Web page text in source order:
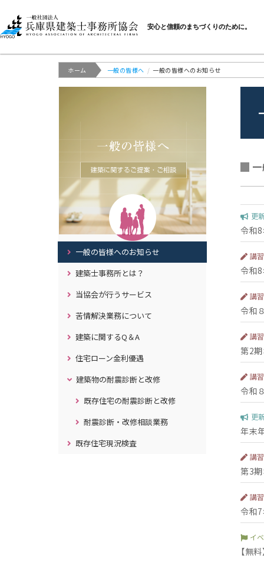
一般社団法人 兵庫県建
安心と信頼のまちづくりのために。
ホーム 一般の皆様へ 一般の皆様へのお知らせ
更
令和
講
令和
講
令和
講
第2
講
令和
更
年末
講
第3
講
令和
イ
【無
一般の皆様へのお知らせ
建築士事務所とは？
当協会が行うサービス
苦情解決業務について
建築に関するQ＆A
住宅ローン金利優遇
建築物の耐震診断と改修
既存住宅の耐震診断と改修
耐震診断・改修相談業務
既存住宅現況検査